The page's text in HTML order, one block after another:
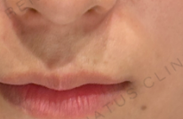
クリニック一覧
医師一覧